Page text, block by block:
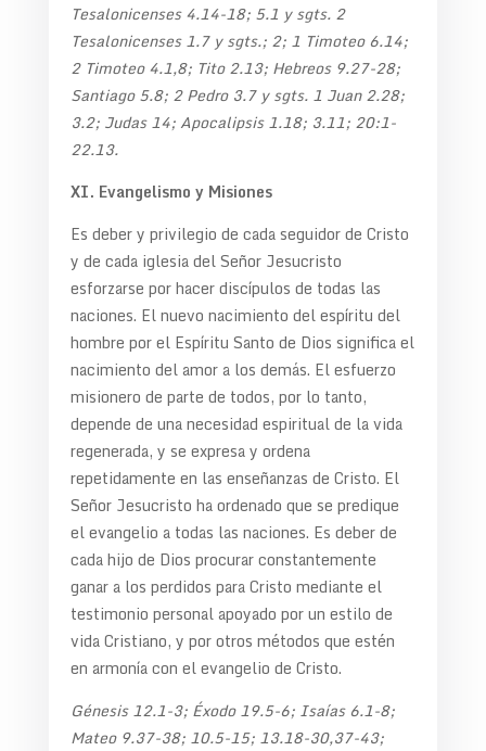
Tesalonicenses 4.14-18; 5.1 y sgts. 2
Tesalonicenses 1.7 y sgts.; 2; 1 Timoteo 6.14;
2 Timoteo 4.1,8; Tito 2.13; Hebreos 9.27-28;
Santiago 5.8; 2 Pedro 3.7 y sgts. 1 Juan 2.28;
3.2; Judas 14; Apocalipsis 1.18; 3.11; 20:1-
22.13.
XI. Evangelismo y Misiones
Es deber y privilegio de cada seguidor de Cristo
y de cada iglesia del Señor Jesucristo
esforzarse por hacer discípulos de todas las
naciones. El nuevo nacimiento del espíritu del
hombre por el Espíritu Santo de Dios significa el
nacimiento del amor a los demás. El esfuerzo
misionero de parte de todos, por lo tanto,
depende de una necesidad espiritual de la vida
regenerada, y se expresa y ordena
repetidamente en las enseñanzas de Cristo. El
Señor Jesucristo ha ordenado que se predique
el evangelio a todas las naciones. Es deber de
cada hijo de Dios procurar constantemente
ganar a los perdidos para Cristo mediante el
testimonio personal apoyado por un estilo de
vida Cristiano, y por otros métodos que estén
en armonía con el evangelio de Cristo.
Génesis 12.1-3; Éxodo 19.5-6; Isaías 6.1-8;
Mateo 9.37-38; 10.5-15; 13.18-30,37-43;